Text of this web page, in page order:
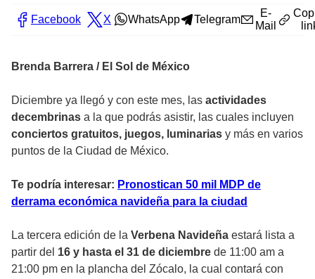
Facebook X WhatsApp Telegram
E-
Mail
Brenda Barrera / El Sol de México
Diciembre ya llegó y con este mes, las actividades
decembrinas a la que podrás asistir, las cuales incluyen
conciertos gratuitos, juegos, luminarias y más en varios
puntos de la Ciudad de México.
Te podría interesar: Pronostican 50 mil MDP de
derrama económica navideña para la ciudad
La tercera edición de la Verbena Navideña estará lista a
partir del 16 y hasta el 31 de diciembre de 11:00 am a
21:00 pm en la plancha del Zócalo, la cual contará con